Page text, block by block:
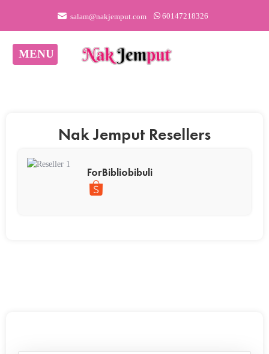
salam@nakjemput.com 60147218326
MENU
Nak Jemput Resellers
ForBibliobibuli